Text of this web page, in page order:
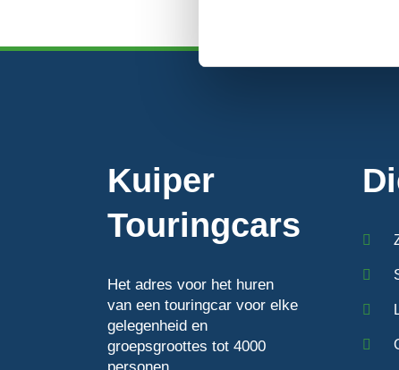
Kuiper
Touringcars
Het adres voor het huren
van een touringcar voor elke
gelegenheid en
groepsgroottes tot 4000